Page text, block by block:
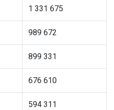
1 331 675
989 672
899 331
676 610
594 311